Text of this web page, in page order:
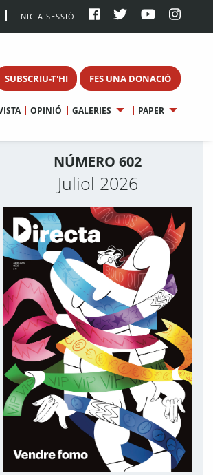
INICIA SESSIÓ
SUBSCRIU-T'HI FES UNA DONACIÓ
OPINIÓ GALERIES PAPER
NÚMERO 602
Juliol 2026